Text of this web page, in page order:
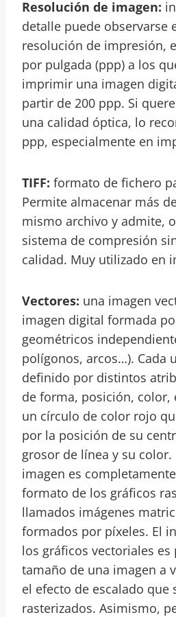
Resolución de imagen:
detalle puede observarse
resolución de impresión,
por pulgada (ppp) a los
imprimir una imagen
partir de 200 ppp. Si
una calidad óptica, lo
ppp, especialmente en
TIFF: formato de fichero
Permite almacenar más
mismo archivo y admite,
sistema de compresión
calidad. Muy utilizado en
Vectores: una imagen
imagen digital formada
geométricos
polígonos, arcos…). Cada
definido por distintos
de forma, posición, color,
un círculo de color rojo
por la posición de su
grosor de línea y su
imagen es
formato de los gráficos
llamados imágenes
formados por píxeles. El
los gráficos vectoriales
tamaño de una imagen a
el efecto de escalado que
rasterizados. Asimismo,